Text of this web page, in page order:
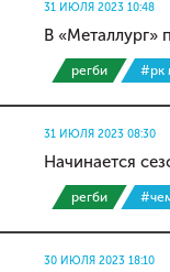
31 ИЮЛЯ 2023 10:48
В
регби #рк
31 ИЮЛЯ 2023 08:30
Начинается
регби
30 ИЮЛЯ 2023 18:10